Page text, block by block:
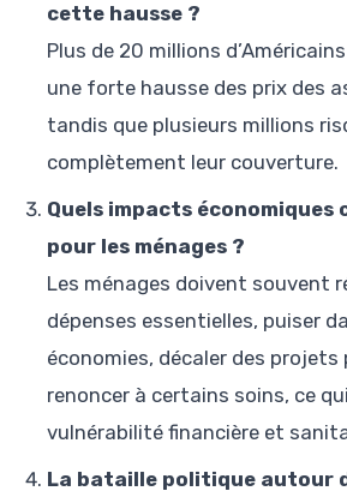
cette hausse ?
Plus de 20 millions
une forte hausse des prix des
tandis que plusieurs millions
complètement leur couverture.
Quels impacts
pour les ménages ?
Les ménages doivent souvent
dépenses essentielles, puiser
économies, décaler des projets
renoncer à certains soins, ce
vulnérabilité financière et
La bataille politique autour